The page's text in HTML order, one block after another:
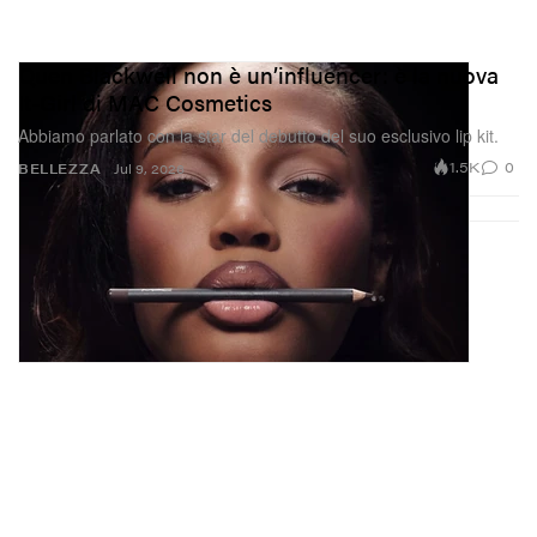
Un post condiviso da Em (@vanillamace)
BELLEZZA
Quen Blackwell non è un’influencer: è la nuova
It-Girl di MAC Cosmetics
Abbiamo parlato con la star del debutto del suo esclusivo lip kit.
Jul 9, 2026 1.5K 0